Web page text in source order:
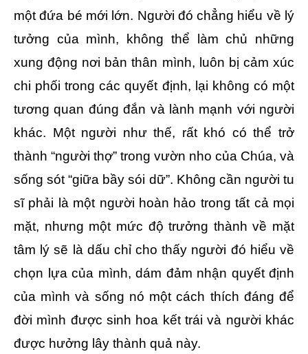
một đứa bé mới lớn. Người đó chẳng hiểu về lý
tưởng của mình, không thể làm chủ những
xung động nơi bản thân mình, luôn bị cảm xúc
chi phối trong các quyết định, lại không có một
tương quan đúng đắn và lành mạnh với người
khác. Một người như thế, rất khó có thể trở
thành “người thợ” trong vườn nho của Chúa, và
sống sót “giữa bầy sói dữ”. Không cần người tu
sĩ phải là một người hoàn hảo trong tất cả mọi
mặt, nhưng một mức độ trưởng thành về mặt
tâm lý sẽ là dấu chỉ cho thấy người đó hiểu về
chọn lựa của mình, dám đảm nhận quyết định
của mình và sống nó một cách thích đáng để
đời mình được sinh hoa kết trái và người khác
được hưởng lây thành quả này.